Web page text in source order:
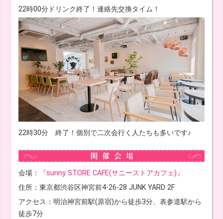
22時00分ドリンク終了！連絡先交換タイム！
22時30分 終了！個別で二次会行く人たちも多いです♪
会場：
『sunny STORE CAFE(サニーストアカフェ)』
住所：東京都渋谷区神宮前4-26-28 JUNK YARD 2F
アクセス：明治神宮前駅(原宿)から徒歩3分、表参道駅から
徒歩7分